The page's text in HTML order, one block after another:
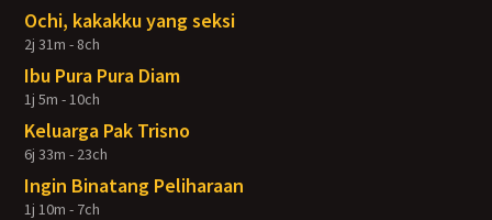
Ochi, kakakku yang seksi
2j 31m - 8ch
Ibu Pura Pura Diam
1j 5m - 10ch
Keluarga Pak Trisno
6j 33m - 23ch
Ingin Binatang Peliharaan
1j 10m - 7ch